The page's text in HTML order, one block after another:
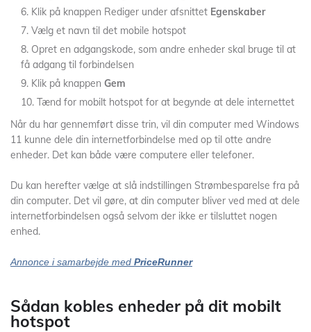
Klik på knappen Rediger under afsnittet Egenskaber
Vælg et navn til det mobile hotspot
Opret en adgangskode, som andre enheder skal bruge til at
få adgang til forbindelsen
Klik på knappen Gem
Tænd for mobilt hotspot for at begynde at dele internettet
Når du har gennemført disse trin, vil din computer med Windows
11 kunne dele din internetforbindelse med op til otte andre
enheder. Det kan både være computere eller telefoner.
Du kan herefter vælge at slå indstillingen Strømbesparelse fra på
din computer. Det vil gøre, at din computer bliver ved med at dele
internetforbindelsen også selvom der ikke er tilsluttet nogen
enhed.
Annonce i samarbejde med PriceRunner
Sådan kobles enheder på dit mobilt
hotspot